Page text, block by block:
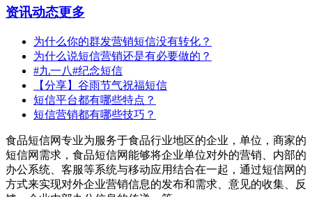
资讯动态更多
为什么你的群发营销短信没有转化？
为什么说短信营销还是有必要做的？
#九一八#纪念短信
【分享】谷雨节气祝福短信
短信平台都有哪些特点？
短信营销都有哪些技巧？
食品短信网专业为服务于食品行业地区的企业，单位，商家的
短信网需求，食品短信网能够将企业单位对外的营销、内部的
办公系统、客服等系统与移动应用结合在一起，通过短信网的
方式来实现对外企业营销信息的发布和需求、意见的收集、反